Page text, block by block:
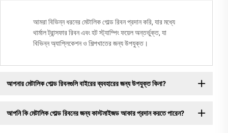
আমরা বিভিন্ন ধরনের মেটালিক গোল্ড রিবন প্রদান করি, যার মধ্যে
থার্মাল ট্রান্সফার রিবন এবং হট স্ট্যাম্পিং ফয়েল অন্তর্ভুক্ত, যা
বিভিন্ন অ্যাপ্লিকেশন ও শিল্পখাতের জন্য উপযুক্ত।
আপনার মেটালিক গোল্ড রিবনগুলি বাইরের ব্যবহারের জন্য উপযুক্ত কিনা?
আপনি কি মেটালিক গোল্ড রিবনের জন্য কাস্টমাইজড আকার প্রদান করতে পারেন?